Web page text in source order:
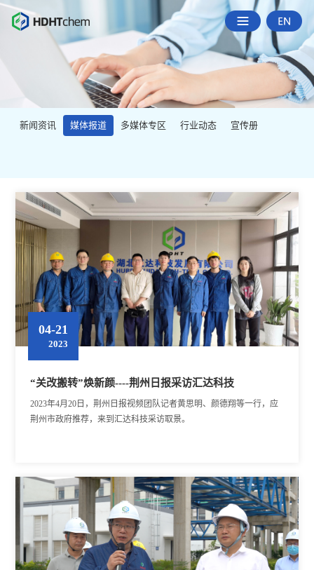
新闻资讯 媒体报道 多媒体专区 行业动态 宣传册
04-21
2023
“关改搬转”焕新颜----荆州日报采访汇达科技
2023年4月20日，荆州日报视频团队记者黄思明、颜德翔等一行，应
荆州市政府推荐，来到汇达科技采访取景。